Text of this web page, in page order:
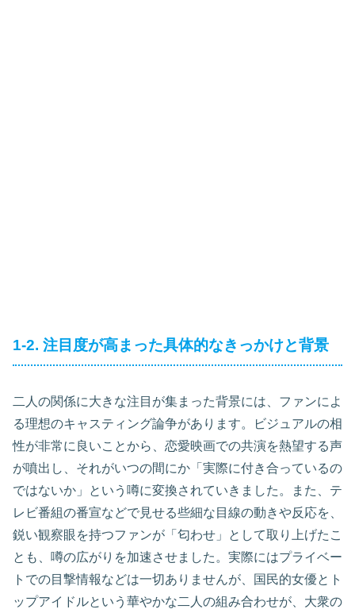
1-2. 注目度が高まった具体的なきっかけと背景
二人の関係に大きな注目が集まった背景には、ファンによ
る理想のキャスティング論争があります。ビジュアルの相
性が非常に良いことから、恋愛映画での共演を熱望する声
が噴出し、それがいつの間にか「実際に付き合っているの
ではないか」という噂に変換されていきました。また、テ
レビ番組の番宣などで見せる些細な目線の動きや反応を、
鋭い観察眼を持つファンが「匂わせ」として取り上げたこ
とも、噂の広がりを加速させました。実際にはプライベー
トでの目撃情報などは一切ありませんが、国民的女優とト
ップアイドルという華やかな二人の組み合わせが、大衆の